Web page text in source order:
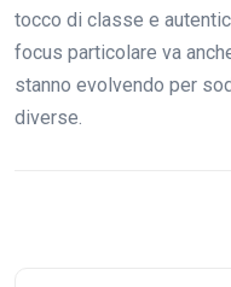
tocco di classe e
focus particolare va
stanno evolvendo per
diverse.